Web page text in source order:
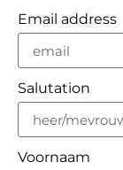
Email address
Salutation
Voornaam